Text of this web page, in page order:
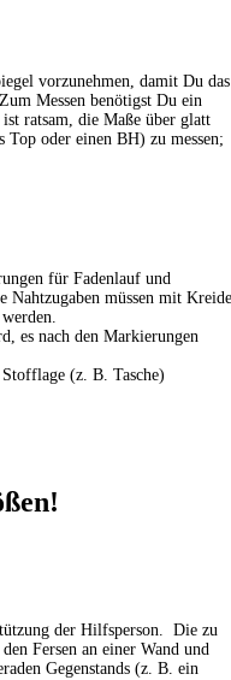
vorzunehmen, damit Du das
Messen benötigst Du ein
ratsam, die Maße über glatt
Top oder einen BH) zu messen;
für Fadenlauf und
Nahtzugaben müssen mit Kreide
es nach den Markierungen
(z. B. Tasche)
der Hilfsperson. Die zu
Fersen an einer Wand und
Gegenstands (z. B. ein